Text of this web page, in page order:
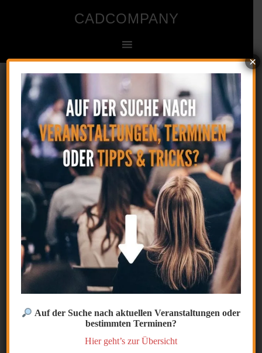
CADCOMPANY
Ingenieur- und Zeichenbüro für CAD
Startseite
OLE Objekte werden nicht korrekt
geplottet
30. August 2017 byCAD 1 Kommentar
OLE Objekt farblich ausdrucken
Im Forum gab es ein Anfrage zu OLE (Object
Linking and Embedding) Objekten. Der Anwender
hat ein im Layout eingefügtes OLE Objekt in einer
Auf der Suche nach aktuellen Veranstaltungen oder
bestimmten Terminen?
Hier geht’s zur Übersicht
×